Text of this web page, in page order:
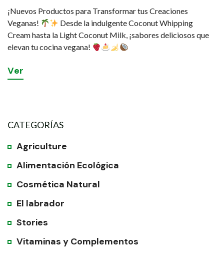
¡Nuevos Productos para Transformar tus Creaciones
Veganas!
Desde la indulgente Coconut Whipping
Cream hasta la Light Coconut Milk, ¡sabores deliciosos que
elevan tu cocina vegana!
Ver
CATEGORÍAS
Agriculture
Alimentación Ecológica
Cosmética Natural
El labrador
Stories
Vitaminas y Complementos